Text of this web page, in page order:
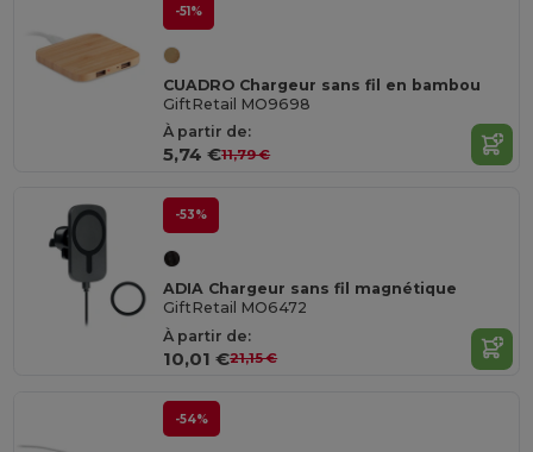
-51%
CUADRO Chargeur sans fil en bambou
GiftRetail MO9698
À partir de:
5,74 €11,79 €
-53%
ADIA Chargeur sans fil magnétique
GiftRetail MO6472
À partir de:
10,01 €21,15 €
-54%